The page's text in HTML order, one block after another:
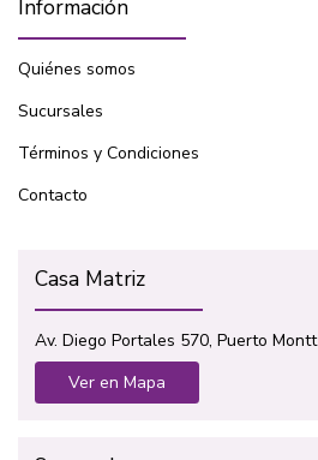
Información
Quiénes somos
Sucursales
Términos y Condiciones
Contacto
Casa Matriz
Av. Diego Portales 570, Puerto Montt
Ver en Mapa